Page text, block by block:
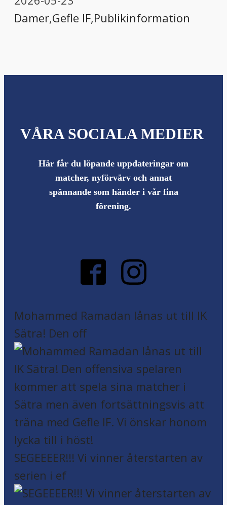
Damer,Gefle IF,Publikinformation
VÅRA SOCIALA MEDIER
Här får du löpande uppdateringar om
matcher, nyförvärv och annat
spännande som händer i vår fina
förening.
Mohammed Ramadan lånas ut till IK
Sätra! Den off
SEGEEEER!!! Vi vinner återstarten av
serien i ef